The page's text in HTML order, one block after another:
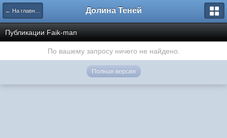
← На главную Долина Теней
Публикации Faik-man
По вашему запросу ничего не найдено.
Полная версия